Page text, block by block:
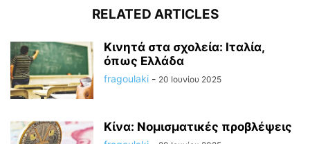
RELATED ARTICLES
Κινητά στα σχολεία: Ιταλία,
όπως Ελλάδα
fragoulaki - 20 Ιουνίου 2025
Κίνα: Νομισματικές προβλέψεις